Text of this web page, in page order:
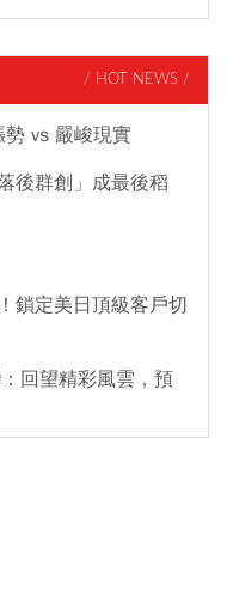
/ HOT NEWS /
vs 嚴峻現實
後群創」成最後稻
鎖定美日頂級客戶切
回望精彩風雲，預